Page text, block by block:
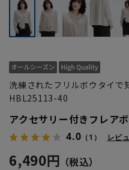
洗練されたフリルボウタイで
HBL25113-40
アクセサリー付きフレア
4.0 （1） レビ
6,490円